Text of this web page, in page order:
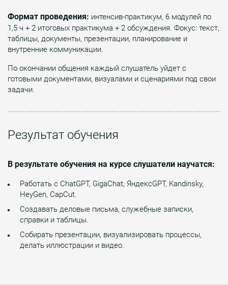
Формат проведения: интенсив-практикум, 6 модулей по
1,5 ч + 2 итоговых практикума + 2 обсуждения. Фокус: текст,
таблицы, документы, презентации, планирование и
внутренние коммуникации.
По окончании общения каждый слушатель уйдет с
готовыми документами, визуалами и сценариями под свои
задачи.
Результат обучения
В результате обучения на курсе слушатели научатся:
Работать с ChatGPT, GigaChat, ЯндексGPT, Kandinsky,
HeyGen, CapCut.
Создавать деловые письма, служебные записки,
справки и таблицы.
Собирать презентации, визуализировать процессы,
делать иллюстрации и видео.